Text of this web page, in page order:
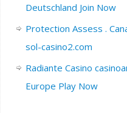
Deutschland Join Now
Protection Assess .
sol-casino2.com
Radiante Casino
Europe Play Now